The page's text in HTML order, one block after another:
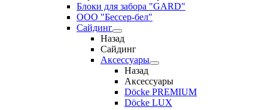
Блоки для забора "GARD"
ООО "Бессер-бел"
Сайдинг
Назад
Сайдинг
Аксессуары
Назад
Аксессуары
Döcke PREMIUM
Döcke LUX